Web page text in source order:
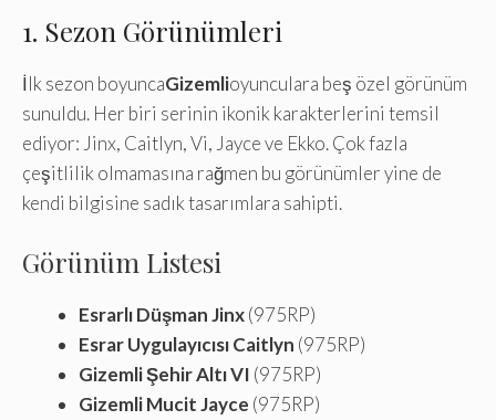
1. Sezon Görünümleri
İlk sezon boyuncaGizemlioyunculara beş özel görünüm
sunuldu. Her biri serinin ikonik karakterlerini temsil
ediyor: Jinx, Caitlyn, Vi, Jayce ve Ekko. Çok fazla
çeşitlilik olmamasına rağmen bu görünümler yine de
kendi bilgisine sadık tasarımlara sahipti.
Görünüm Listesi
Esrarlı Düşman Jinx(975RP)
Esrar Uygulayıcısı Caitlyn (975RP)
Gizemli Şehir Altı VI (975RP)
Gizemli Mucit Jayce (975RP)